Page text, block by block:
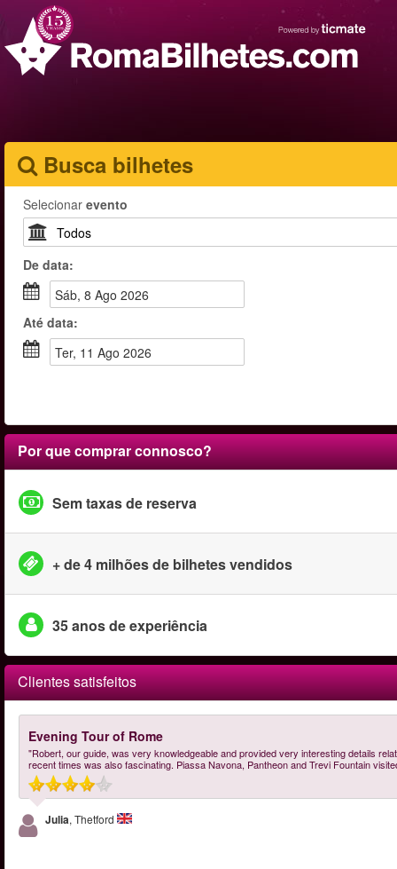
Busca bilhetes
Selecionar evento
De data:
Sáb, 8 Ago 2026
Até data:
Ter, 11 Ago 2026
Por que comprar connosco?
Sem taxas de reserva
+ de 4 milhões de bilhetes vendidos
35 anos de experiência
Clientes satisfeitos
Evening Tour of Rome
"Robert, our guide, was very knowledgeable and provided very interesting details
recent times was also fascinating. Piassa Navona, Pantheon and Trevi Fountain
Julia, Thetford